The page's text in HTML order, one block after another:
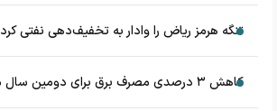
تنگه هرمز ریاض را وادار به تخفیف‌دهی نفتی کرد
کاهش ۳ درصدی مصرف برق برای دومین سال متوالی